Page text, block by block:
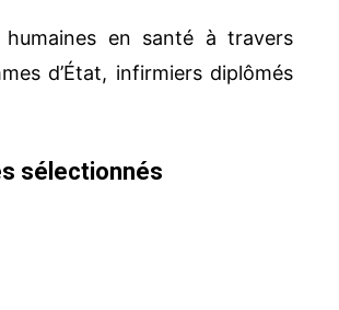
en santé à travers
d’État, infirmiers diplômés
sélectionnés